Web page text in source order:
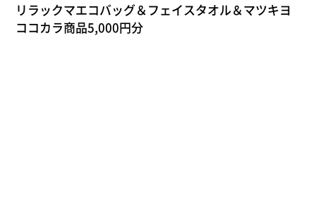
リラックマエコバッグ＆フェイスタオル＆マツキヨ
ココカラ商品5,000円分